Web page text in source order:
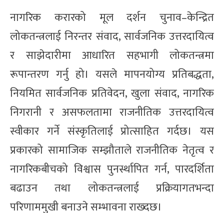
नागरिक करारको मूल दर्शन चुनाव–केन्द्रित
लोकतन्त्रलाई निरन्तर संवाद, सार्वजनिक उत्तरदायित्व
र साझेदारीमा आधारित सहभागी लोकतन्त्रमा
रूपान्तरण गर्नु हो। यसले मापनयोग्य प्रतिबद्धता,
नियमित सार्वजनिक प्रतिवेदन, खुला संवाद, नागरिक
निगरानी र असफलतामा राजनीतिक उत्तरदायित्व
स्वीकार गर्ने संस्कृतिलाई प्रोत्साहित गर्दछ। यस
प्रकारको सामाजिक सम्झौताले राजनीतिक नेतृत्व र
नागरिकबीचको विश्वास पुनर्स्थापित गर्न, पारदर्शिता
बढाउन तथा लोकतन्त्रलाई प्रक्रियागतभन्दा
परिणाममुखी बनाउने सम्भावना राख्दछ।